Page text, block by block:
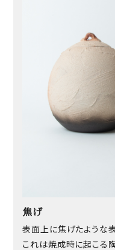
焦げ
表面上に焦げたような
これは焼成時に起こる